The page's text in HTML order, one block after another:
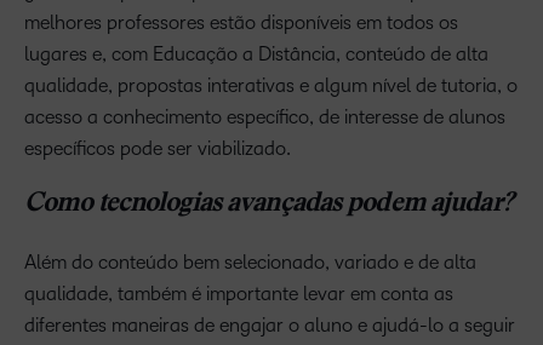
melhores professores estão disponíveis em todos os
lugares e, com Educação a Distância, conteúdo de alta
qualidade, propostas interativas e algum nível de tutoria, o
acesso a conhecimento específico, de interesse de alunos
específicos pode ser viabilizado.
Como tecnologias avançadas podem ajudar?
Além do conteúdo bem selecionado, variado e de alta
qualidade, também é importante levar em conta as
diferentes maneiras de engajar o aluno e ajudá-lo a seguir